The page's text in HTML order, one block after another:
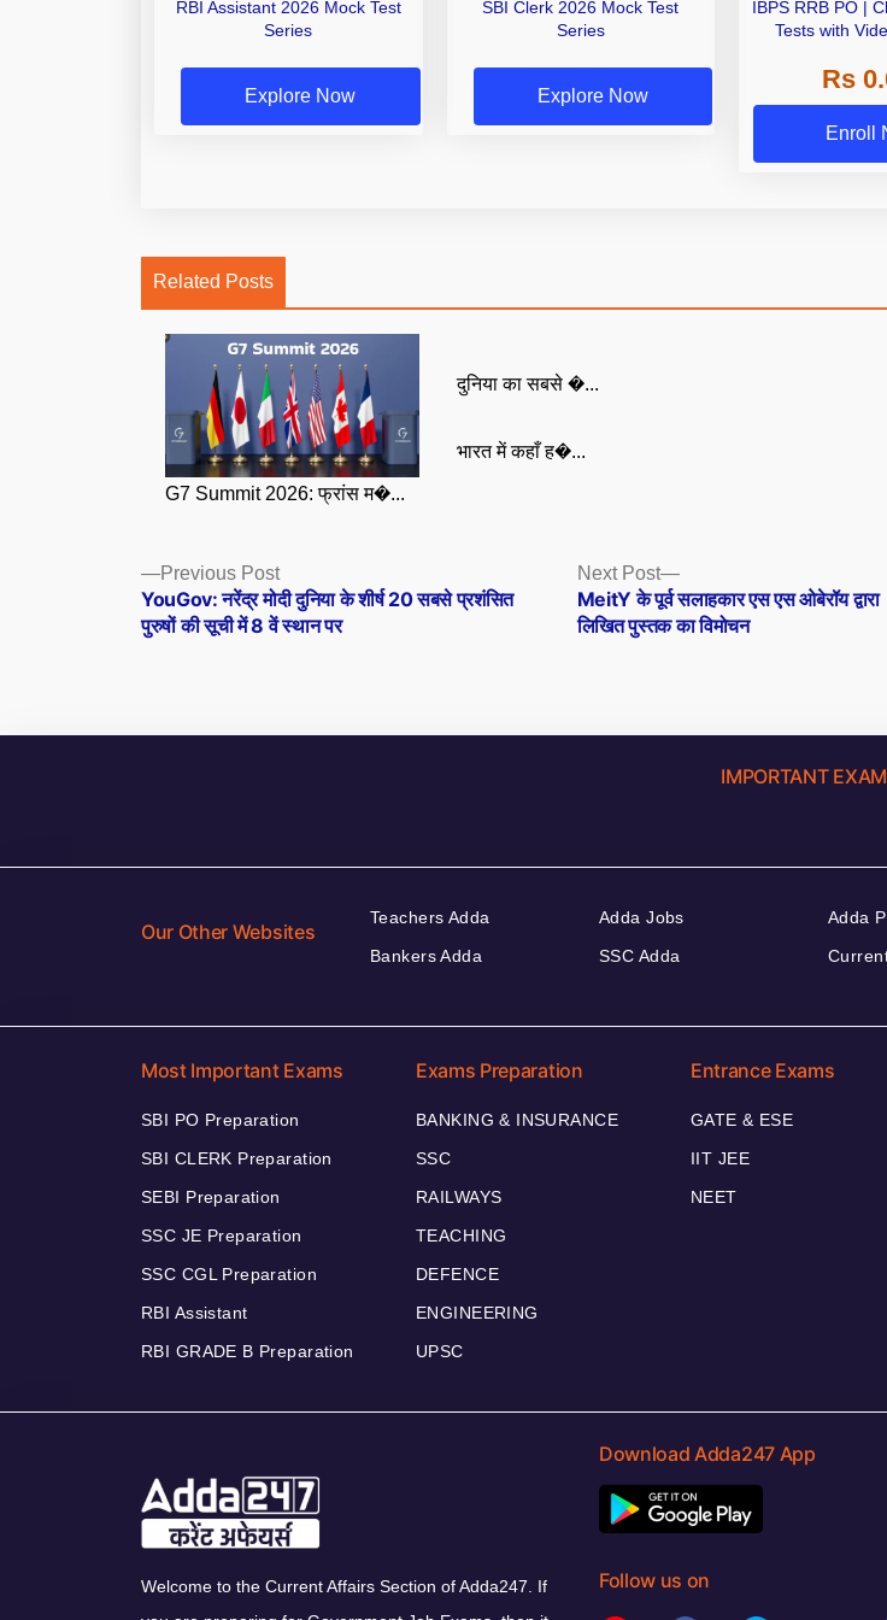
RBI Assistant 2026 Mock Test
Series
Explore Now
SBI Clerk 2026 Mock Test
Series
Explore Now
IBPS RRB PO |
Tests with
Rs
Enroll
Related Posts
G7 Summit 2026: फ्रांस म�...
दुनिया का सबसे �...
भारत में कहाँ ह�...
Posts
navigation
Previous PostPrevious
post:
YouGov: नरेंद्र मोदी दुनिया के शीर्ष 20 सबसे प्रशंसित
पुरुषों की सूची में 8 वें स्थान पर
Next Post
Next
post:
MeitY के पूर्व सलाहकार एस एस ओबेरॉय द्वारा
लिखित पुस्तक का विमोचन
IMPORTANT
Our Other Websites
Teachers Adda
Bankers Adda
Adda Jobs
SSC Adda
Adda
Most Important Exams
SBI PO Preparation
SBI CLERK Preparation
SEBI Preparation
SSC JE Preparation
SSC CGL Preparation
RBI Assistant
RBI GRADE B Preparation
Exams Preparation
BANKING & INSURANCE
SSC
RAILWAYS
TEACHING
DEFENCE
ENGINEERING
UPSC
Entrance Exams
GATE & ESE
IIT JEE
NEET
Welcome to the Current Affairs Section of Adda247. If
Download Adda247 App
Follow us on